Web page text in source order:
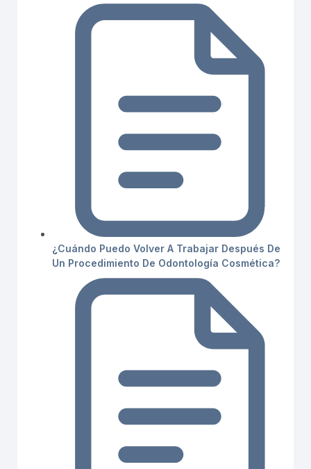
¿Cuándo Puedo Volver A Trabajar Después De
Un Procedimiento De Odontología Cosmética?